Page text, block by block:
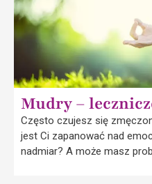
Mudry –
Często czujesz się
jest Ci zapanować nad
nadmiar? A może masz